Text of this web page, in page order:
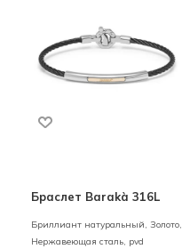
Браслет Barakà 316L
Бриллиант натуральный, Золото,
Нержавеющая сталь, pvd